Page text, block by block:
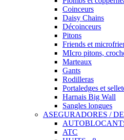
Coinceurs
Daisy Chains
Décoinceurs
Pitons
Friends et
MIcro pitons,
Marteaux
Gants
Rodilleras
Portaledges et
Harnais Big Wall
Sangles longues
ASEGURADORES /
ATC